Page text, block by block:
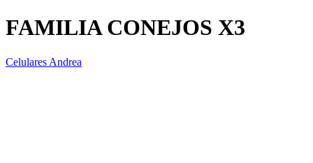
FAMILIA CONEJOS X3
Celulares Andrea